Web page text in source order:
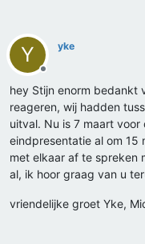
Y
Offline
yke
hey Stijn enorm bedankt
reageren, wij hadden
uitval. Nu is 7 maart voor
eindpresentatie al om 15
met elkaar af te spreken
al, ik hoor graag van u
vriendelijke groet Yke,